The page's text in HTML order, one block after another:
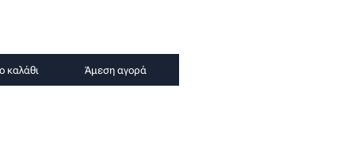
καλάθι Άμεση αγορά